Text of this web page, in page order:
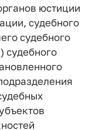
юстиции
судебного
судебного
судебного